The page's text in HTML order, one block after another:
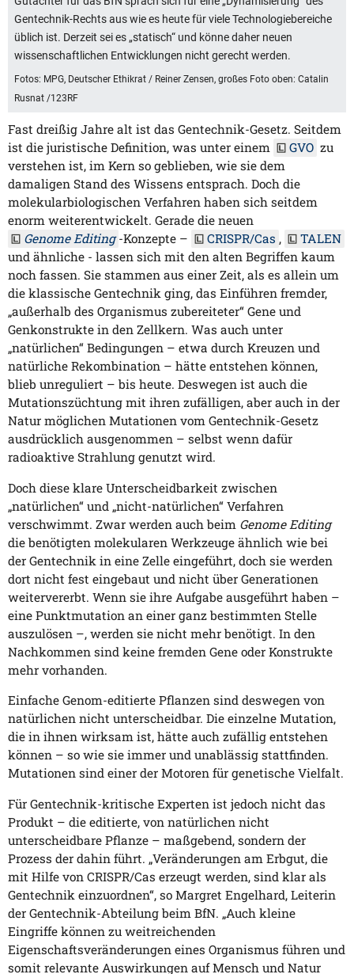
Gentechnik-Rechts aus wie es heute für viele Technologiebereiche
üblich ist. Derzeit sei es „statisch“ und könne daher neuen
wissenschaftlichen Entwicklungen nicht gerecht werden.
Fotos: MPG, Deutscher Ethikrat / Reiner Zensen, großes Foto oben: Catalin
Rusnat /123RF
Fast dreißig Jahre alt ist das Gentechnik-Gesetz. Seitdem
ist die juristische Definition, was unter einem
GVO zu
verstehen ist, im Kern so geblieben, wie sie dem
damaligen Stand des Wissens entsprach. Doch die
molekularbiologischen Verfahren haben sich seitdem
enorm weiterentwickelt. Gerade die neuen
Genome Editing -Konzepte – CRISPR/Cas ,
TALEN
und ähnliche - lassen sich mit den alten Begriffen kaum
noch fassen. Sie stammen aus einer Zeit, als es allein um
die klassische Gentechnik ging, das Einführen fremder,
„außerhalb des Organismus zubereiteter“ Gene und
Genkonstrukte in den Zellkern. Was auch unter
„natürlichen“ Bedingungen – etwa durch Kreuzen und
natürliche Rekombination – hätte entstehen können,
blieb unreguliert – bis heute. Deswegen ist auch die
Mutationszüchtung mit ihren zufälligen, aber auch in der
Natur möglichen Mutationen vom Gentechnik-Gesetz
ausdrücklich ausgenommen – selbst wenn dafür
radioaktive Strahlung genutzt wird.
Doch diese klare Unterscheidbarkeit zwischen
„natürlichen“ und „nicht-natürlichen“ Verfahren
verschwimmt. Zwar werden auch beim Genome Editing
die benötigten molekularen Werkzeuge ähnlich wie bei
der Gentechnik in eine Zelle eingeführt, doch sie werden
dort nicht fest eingebaut und nicht über Generationen
weitervererbt. Wenn sie ihre Aufgabe ausgeführt haben –
eine Punktmutation an einer ganz bestimmten Stelle
auszulösen –, werden sie nicht mehr benötigt. In den
Nachkommen sind keine fremden Gene oder Konstrukte
mehr vorhanden.
Einfache Genom-editierte Pflanzen sind deswegen von
natürlichen nicht unterscheidbar. Die einzelne Mutation,
die in ihnen wirksam ist, hätte auch zufällig entstehen
können – so wie sie immer und unablässig stattfinden.
Mutationen sind einer der Motoren für genetische Vielfalt.
Für Gentechnik-kritische Experten ist jedoch nicht das
Produkt – die editierte, von natürlichen nicht
unterscheidbare Pflanze – maßgebend, sondern der
Prozess der dahin führt. „Veränderungen am Erbgut, die
mit Hilfe von CRISPR/Cas erzeugt werden, sind klar als
Gentechnik einzuordnen“, so Margret Engelhard, Leiterin
der Gentechnik-Abteilung beim BfN. „Auch kleine
Eingriffe können zu weitreichenden
Eigenschaftsveränderungen eines Organismus führen und
somit relevante Auswirkungen auf Mensch und Natur